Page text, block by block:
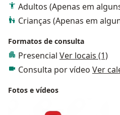
Adultos (Apenas em
Crianças (Apenas em
Formatos de consulta
Presencial Ver locais (1)
Consulta por vídeo Ver
Fotos e vídeos